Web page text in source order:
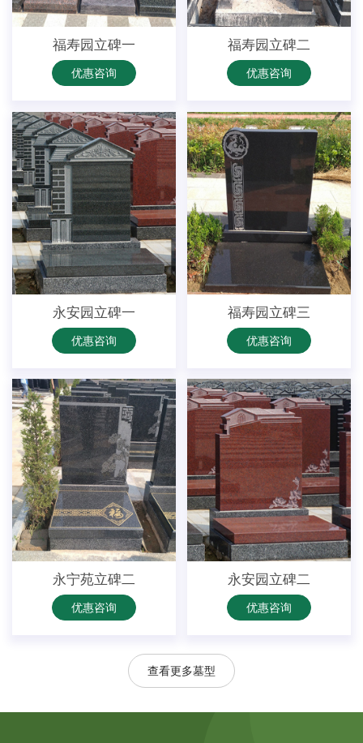
福寿园立碑一
优惠咨询
福寿园立碑二
优惠咨询
永安园立碑一
优惠咨询
福寿园立碑三
优惠咨询
永宁苑立碑二
优惠咨询
永安园立碑二
优惠咨询
查看更多墓型